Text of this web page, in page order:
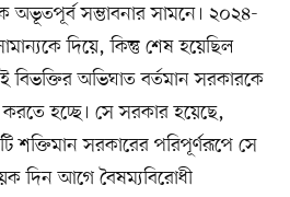
সম্ভাবনার সামনে। ২০২৪-
দিয়ে, কিন্তু শেষ হয়েছিল
বিভক্তির অভিঘাত বর্তমান সরকারকে
হচ্ছে। সে সরকার হয়েছে,
শক্তিমান সরকারের পরিপূর্ণরূপে সে
দিন আগে বৈষম্যবিরোধী